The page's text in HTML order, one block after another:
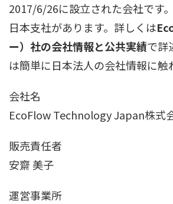
2017/6/26に設立された会社です
日本支社があります。詳しくは
ー）社の会社情報と公共実績で詳
は簡単に日本法人の会社情報に触
会社名
EcoFlow Technology Japan株式
販売責任者
安齋 美子
運営事業所